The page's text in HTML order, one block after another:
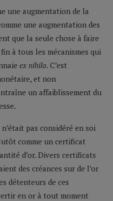
une augmentation de la
une augmentation des
que la seule chose à faire
à tous les mécanismes qui
ex nihilo. C’est
et non
un affaiblissement du
pas considéré en soi
comme un certificat
d’or. Divers certificats
des créances sur de l’or
détenteurs de ces
en or à tout moment